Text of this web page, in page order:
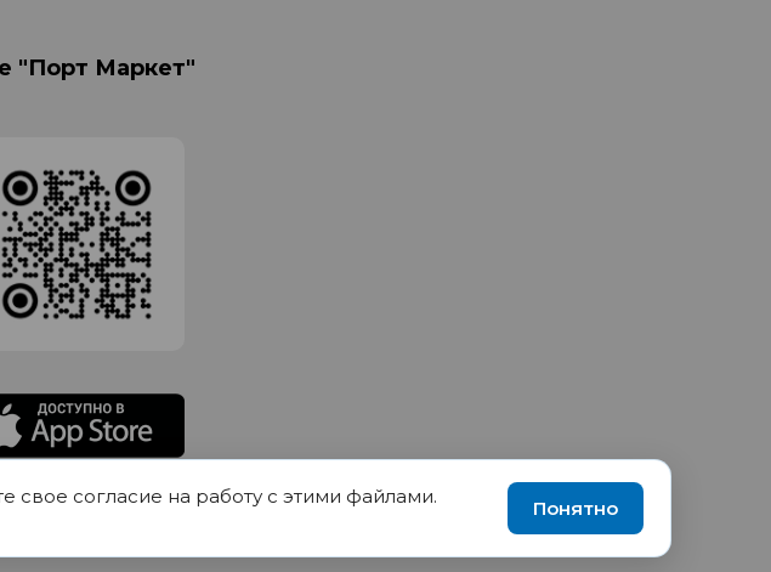
"Порт Маркет"
СИГМАТОРГ, ОГРН 1191690035570, ИНН 1655417189
дом 7, пом 1013, офис 5
свое согласие на работу с этими файлами.
Понятно